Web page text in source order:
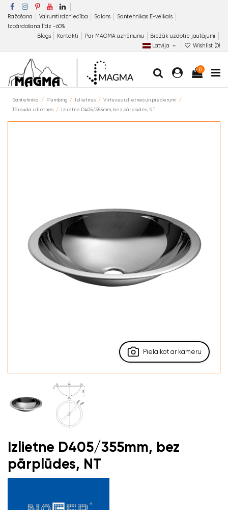
Ražošana Vairumtirdzniecība Salons
Santehnikas E-veikals
Izpārdošana līdz −60%
Blogs
Kontakti Par MAGMA uzņēmumu
Biežāk uzdotie jautājumi
Latvija
Wishlist (0)
0
Santehnika Plumbing Izlietnes
Virtuves izlietnes un piederumi
Tērauda izlietnes
Izlietne D405/355mm, bez pārplūdes, NT
Pielaikot ar kameru
Izlietne D405/355mm, bez
pārplūdes, NT